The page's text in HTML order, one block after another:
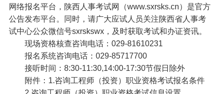
网络报名平台，陕西人事考试网（www.sxrsks.cn）是官方
公告发布平台。同时，请广大应试人员关注陕西省人事考
试中心公众微信号sxrskswx，及时获取考试和办证资讯。
现场资格核查咨询电话：029-81610231
报名系统咨询电话：029-85717700
接听时间：8:30-11:30,14:00-17:30节假日除外
附件：1.咨询工程师（投资）职业资格考试报名条件